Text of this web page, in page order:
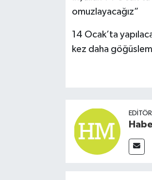
omuzlayacağız”
14 Ocak’ta
kez daha